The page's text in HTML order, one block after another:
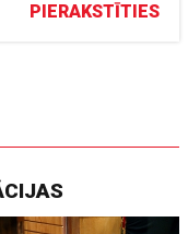
PIERAKSTĪTIES